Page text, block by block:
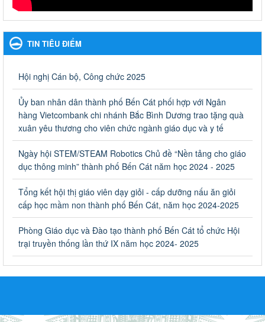
Hưởng ứng cuộc thi Tìm hiểu Luật Phòng, chống ma túy
Hưởng ứng cuộc thi Tìm hiểu Luật Phòng, chống ma túy
Ngày ban hành: 06/09/2023
bổng, hỗ trợ của Chương trình "Tiếp sức đến trường" năm
học 2023-2024
Về việc thống kê, lập danh sách đề xuất học sinh nhận học bổng,
hỗ trợ của Chương trình "Tiếp sức đến trường" năm học 2023-
2024
Triển khai Kế hoạch Triển khai các hoạt động hưởng ứng
phong trào vệ sinh yêu nước nâng cao sức khỏe nhân dân
năm 2023
Triển khai Kế hoạch Triển khai các hoạt động hưởng ứng phong
trào vệ sinh yêu nước nâng cao sức khỏe nhân dân năm 2023
Ngày ban hành: 10/08/2023
Khẩn trương triển khai các biện pháp tăng cường công tác
trường mẫu giáo, trường tiểu học
TIN TIÊU ĐIỂM
Hội nghị Cán bộ, Công chức 2025
Ủy ban nhân dân thành phố Bến Cát phối hợp với Ngân
hàng Vietcombank chi nhánh Bắc Bình Dương trao tặng quà
xuân yêu thương cho viên chức ngành giáo dục và y tế
Ngày hội STEM/STEAM Robotics Chủ đề “Nền tảng cho giáo
dục thông minh” thành phố Bến Cát năm học 2024 - 2025
Tổng kết hội thị giáo viên dạy giỏi - cấp dưỡng nấu ăn giỏi
cấp học mầm non thành phố Bến Cát, năm học 2024-2025
Phòng Giáo dục và Đào tạo thành phố Bến Cát tổ chức Hội
trại truyền thống lần thứ IX năm học 2024- 2025